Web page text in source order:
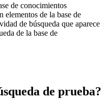
de conocimientos
elementos de la base de
de búsqueda que aparece
de la base de
de prueba?